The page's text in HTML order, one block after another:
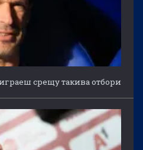
срещу такива отбори